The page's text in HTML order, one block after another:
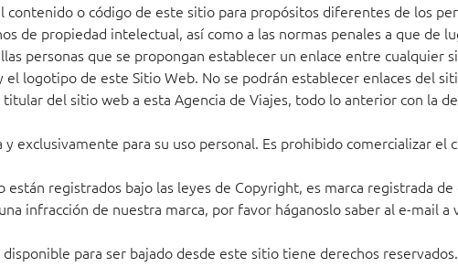
contenido o código de este sitio para propósitos diferentes de los
de propiedad intelectual, así como a las normas penales a que de
personas que se propongan establecer un enlace entre cualquier
logotipo de este Sitio Web. No se podrán establecer enlaces del
del sitio web a esta Agencia de Viajes, todo lo anterior con la
y exclusivamente para su uso personal. Es prohibido comercializar
registrados bajo las leyes de Copyright, es marca registrada de
infracción de nuestra marca, por favor háganoslo saber al e-mail a
para ser bajado desde este sitio tiene derechos